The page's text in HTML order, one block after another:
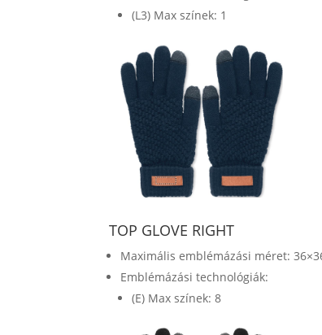
(L3) Max színek: 1
TOP GLOVE RIGHT
Maximális emblémázási méret:
Emblémázási technológiák:
(E) Max színek: 8